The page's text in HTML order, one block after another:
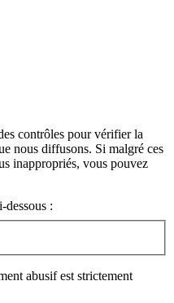
contrôles pour vérifier la
nous diffusons. Si malgré ces
inappropriés, vous pouvez
dessous :
abusif est strictement